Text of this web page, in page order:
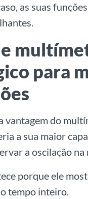
as suas
para
vantagem do
a sua maior
a oscilação
porque ele
tempo inteiro.